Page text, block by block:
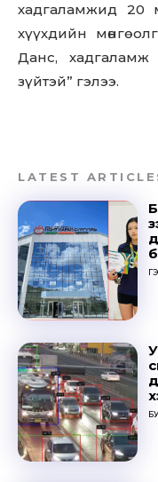
хадгаламжид 20
хүүхдийн мөнгө
Данс, хадгаламж
зүйтэй” гэлээ.
LATEST